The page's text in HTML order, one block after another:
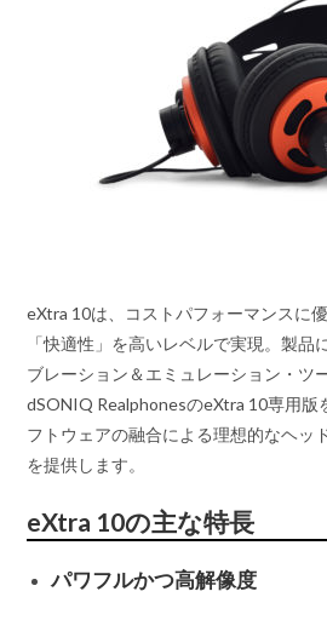
eXtra 10は、コストパフォーマンスに
「快適性」を高いレベルで実現。製品
ブレーション＆エミュレーション・ツ
dSONIQ RealphonesのeXtra 10専用版
フトウェアの融合による理想的なヘッ
を提供します。
eXtra 10の主な特長
パワフルかつ高解像度